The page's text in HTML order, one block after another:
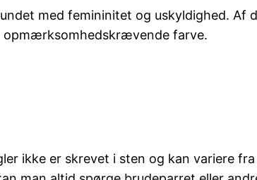
med femininitet og uskyldighed.
opmærksomhedskrævende farve.
ikke er skrevet i sten og kan variere